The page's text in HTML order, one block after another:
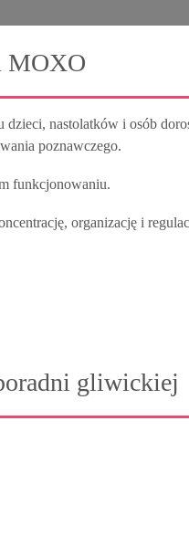
MOXO
nastolatków i osób
poznawczego.
funkcjonowaniu.
organizację i
gliwickiej